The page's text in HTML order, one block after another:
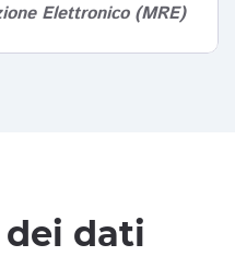
Elettronico (MRE)
dati